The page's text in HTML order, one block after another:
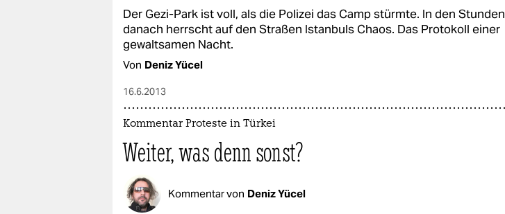
Der Gezi-Park ist voll, als die Polizei das Camp stürmte. In den Stunden
danach herrscht auf den Straßen Istanbuls Chaos. Das Protokoll einer
gewaltsamen Nacht.
Von Deniz Yücel
16.6.2013
Kommentar Proteste in Türkei
Weiter, was denn sonst?
Kommentar von Deniz Yücel